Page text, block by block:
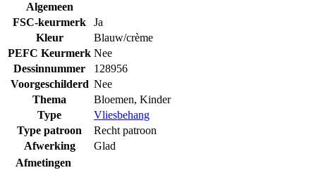
Algemeen
FSC-keurmerk
Ja
Kleur
Blauw/crème
PEFC Keurmerk Nee
Dessinnummer
128956
Voorgeschilderd Nee
Thema
Bloemen, Kinder
Type
Vliesbehang
Type patroon
Recht patroon
Afwerking
Glad
Afmetingen